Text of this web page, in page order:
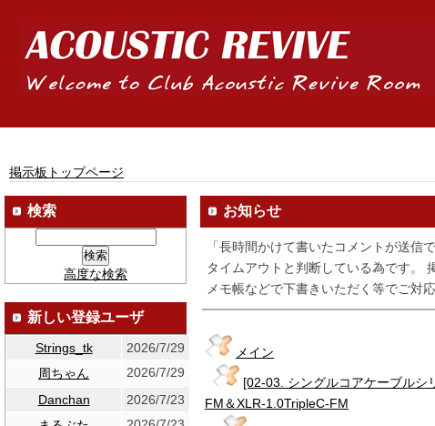
掲示板トップページ
お知らせ
「長時間かけて書いたコメントが送信
タイムアウトと判断している為です。
メモ帳などで下書きいただく等でご対
メイン
[02-03. シングルコアケーブルシ
FM＆XLR-1.0TripleC-FM
検索
高度な検索
新しい登録ユーザ
Strings_tk
2026/7/29
周ちゃん
2026/7/29
Danchan
2026/7/23